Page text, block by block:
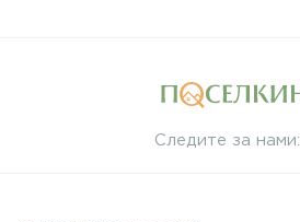
Следите за нами: